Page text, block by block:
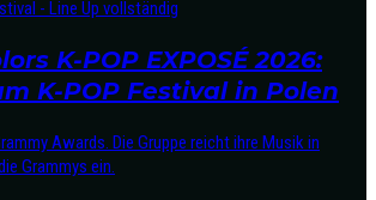
K-POP EXPOSÉ 2026:
K-POP Festival in Polen